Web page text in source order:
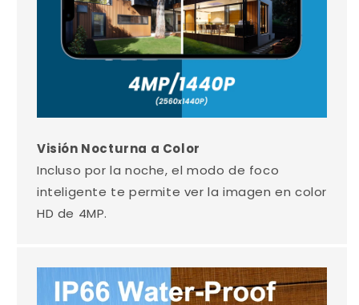
Visión Nocturna a Color
Incluso por la noche, el modo de foco
inteligente te permite ver la imagen en color
HD de 4MP.